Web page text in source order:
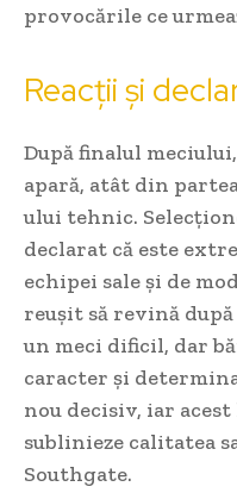
provocările ce
Reacții și
După finalul
apară, atât din
ului tehnic.
declarat că este
echipei sale și de
reușit să revină
un meci dificil, dar
caracter și
nou decisiv, iar
sublinieze calitatea
Southgate.